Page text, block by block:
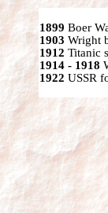
1899 Boer
1903 Wright
1912 Titanic
1914 - 1918
1922 USSR